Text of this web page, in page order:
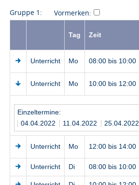
Gruppe 1: Vormerken:
Tag Zeit
Unterricht Mo 08:00 bis 10:00
Unterricht Mo 10:00 bis 12:00
Einzeltermine:
04.04.2022
11.04.2022 25.04.2022
Unterricht Mo 12:00 bis 14:00
Unterricht Di 08:00 bis 10:00